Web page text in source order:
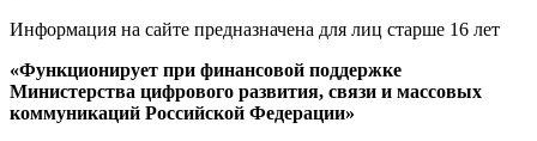
Информация на сайте предназначена для лиц старше 16 лет
«Функционирует при финансовой поддержке
Министерства цифрового развития, связи и массовых
коммуникаций Российской Федерации»